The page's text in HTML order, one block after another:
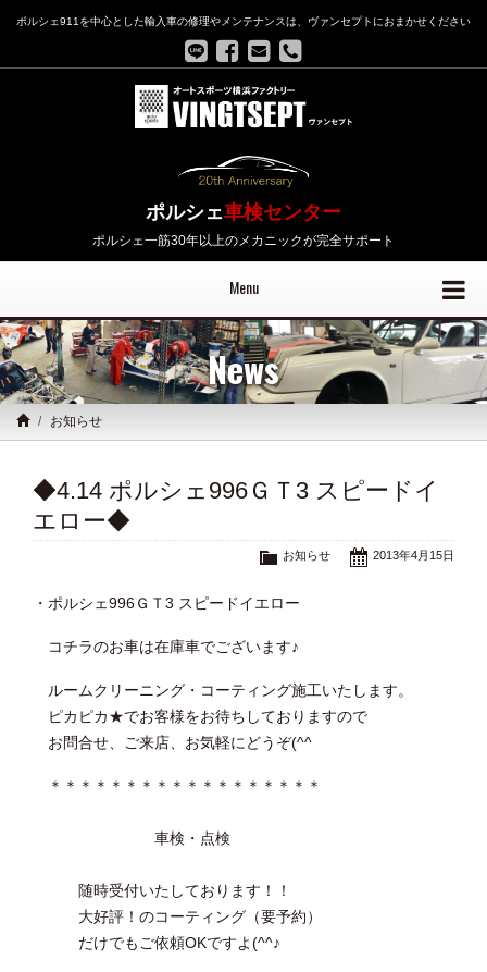
ポルシェ911を中心とした輸入車の修理やメンテナンスは、ヴァンセプトにおまかせください
ポルシェ車検センター
ポルシェ一筋30年以上のメカニックが完全サポート
Menu
News
お知らせ
◆4.14 ポルシェ996ＧＴ3 スピードイ
エロー◆
2013年4月15日
お知らせ
・ポルシェ996ＧＴ3 スピードイエロー
コチラのお車は在庫車でございます♪
ルームクリーニング・コーティング施工いたします。
ピカピカ★でお客様をお待ちしておりますので
お問合せ、ご来店、お気軽にどうぞ(^^ゞ
＊＊＊＊＊＊＊＊＊＊＊＊＊＊＊＊＊＊
車検・点検
随時受付いたしております！！
大好評！のコーティング（要予約）
だけでもご依頼OKですよ(^^♪